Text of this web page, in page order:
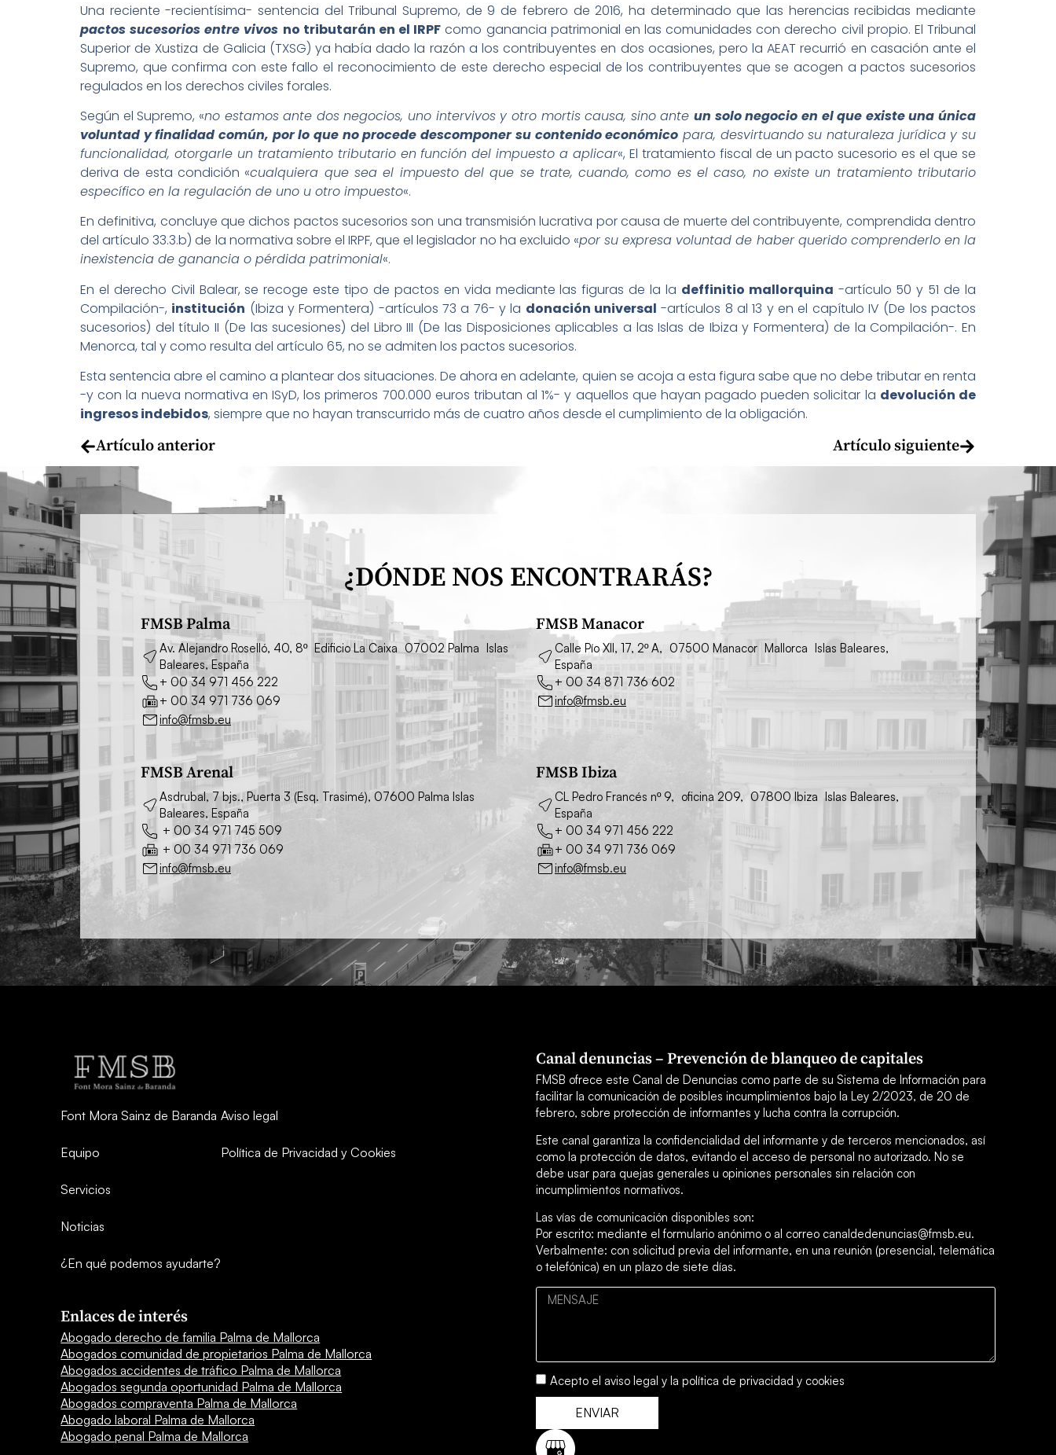
Una reciente -recientísima- sentencia del Tribunal Supremo, de 9 de febrero de 2016, ha determinado que las herencias recibidas mediante
pactos sucesorios entre vivos no tributarán en el IRPF como ganancia patrimonial en las comunidades con derecho civil propio. El Tribunal
Superior de Xustiza de Galicia (TXSG) ya había dado la razón a los contribuyentes en dos ocasiones, pero la AEAT recurrió en casación ante el
Supremo, que confirma con este fallo el reconocimiento de este derecho especial de los contribuyentes que se acogen a pactos sucesorios
regulados en los derechos civiles forales.
Según el Supremo, «no estamos ante dos negocios, uno intervivos y otro mortis causa, sino ante un solo negocio en el que existe una única
voluntad y finalidad común, por lo que no procede descomponer su contenido económico para, desvirtuando su naturaleza jurídica y su
funcionalidad, otorgarle un tratamiento tributario en función del impuesto a aplicar«, El tratamiento fiscal de un pacto sucesorio es el que se
deriva de esta condición «cualquiera que sea el impuesto del que se trate, cuando, como es el caso, no existe un tratamiento tributario
específico en la regulación de uno u otro impuesto«.
En definitiva, concluye que dichos pactos sucesorios son una transmisión lucrativa por causa de muerte del contribuyente, comprendida dentro
del artículo 33.3.b) de la normativa sobre el IRPF, que el legislador no ha excluido «por su expresa voluntad de haber querido comprenderlo en la
inexistencia de ganancia o pérdida patrimonial«.
En el derecho Civil Balear, se recoge este tipo de pactos en vida mediante las figuras de la la deffinitio mallorquina -artículo 50 y 51 de la
Compilación-, institución (Ibiza y Formentera) -artículos 73 a 76- y la donación universal -artículos 8 al 13 y en el capítulo IV (De los pactos
sucesorios) del título II (De las sucesiones) del Libro III (De las Disposiciones aplicables a las Islas de Ibiza y Formentera) de la Compilación-. En
Menorca, tal y como resulta del artículo 65, no se admiten los pactos sucesorios.
Esta sentencia abre el camino a plantear dos situaciones. De ahora en adelante, quien se acoja a esta figura sabe que no debe tributar en renta
-y con la nueva normativa en ISyD, los primeros 700.000 euros tributan al 1%- y aquellos que hayan pagado pueden solicitar la devolución de
ingresos indebidos, siempre que no hayan transcurrido más de cuatro años desde el cumplimiento de la obligación.
Artículo anterior Artículo siguiente
¿DÓNDE NOS ENCONTRARÁS?
FMSB Palma
Av. Alejandro Roselló, 40, 8º Edificio La Caixa 07002 Palma Islas
Baleares, España
+ 00 34 971 456 222
+ 00 34 971 736 069
info@fmsb.eu
FMSB Manacor
Calle Pío XII, 17, 2º A, 07500 Manacor Mallorca Islas Baleares,
España
+ 00 34 871 736 602
info@fmsb.eu
FMSB Arenal
Asdrubal, 7 bjs., Puerta 3 (Esq. Trasimé), 07600 Palma Islas
Baleares, España
+ 00 34 971 745 509
+ 00 34 971 736 069
info@fmsb.eu
FMSB Ibiza
CL Pedro Francés nº 9, oficina 209, 07800 Ibiza Islas Baleares,
España
+ 00 34 971 456 222
+ 00 34 971 736 069
info@fmsb.eu
Font Mora Sainz de Baranda
Equipo
Servicios
Noticias
¿En qué podemos ayudarte?
Aviso legal
Política de Privacidad y Cookies
Enlaces de interés
Abogado derecho de familia Palma de Mallorca
Abogados comunidad de propietarios Palma de Mallorca
Abogados accidentes de tráfico Palma de Mallorca
Abogados segunda oportunidad Palma de Mallorca
Abogados compraventa Palma de Mallorca
Abogado laboral Palma de Mallorca
Abogado penal Palma de Mallorca
Canal denuncias – Prevención de blanqueo de capitales
FMSB ofrece este Canal de Denuncias como parte de su Sistema de Información para
facilitar la comunicación de posibles incumplimientos bajo la Ley 2/2023, de 20 de
febrero, sobre protección de informantes y lucha contra la corrupción.
Este canal garantiza la confidencialidad del informante y de terceros mencionados, así
como la protección de datos, evitando el acceso de personal no autorizado. No se
debe usar para quejas generales u opiniones personales sin relación con
incumplimientos normativos.
Las vías de comunicación disponibles son:
Por escrito: mediante el formulario anónimo o al correo canaldedenuncias@fmsb.eu.
Verbalmente: con solicitud previa del informante, en una reunión (presencial, telemática
o telefónica) en un plazo de siete días.
Acepto el aviso legal y la política de privacidad y cookies
ENVIAR